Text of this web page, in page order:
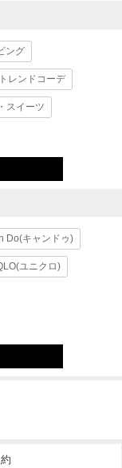
ング
トレンドコーデ
スイーツ
Do(キャンドゥ)
ユニクロ)